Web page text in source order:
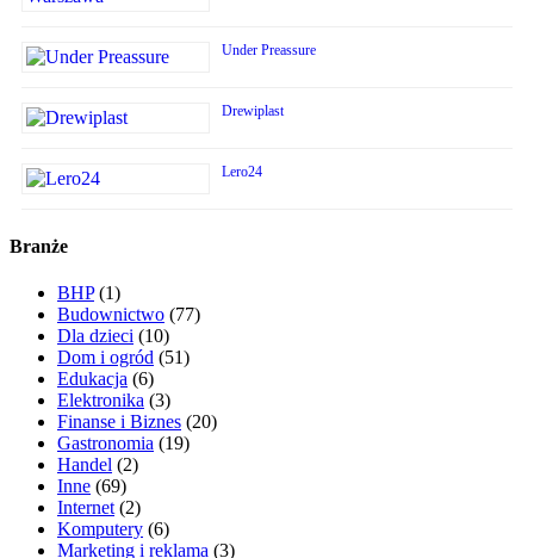
Under Preassure
Drewiplast
Lero24
Branże
BHP(1)
Budownictwo (77)
Dla dzieci (10)
Dom i ogród (51)
Edukacja (6)
Elektronika (3)
Finanse i Biznes (20)
Gastronomia (19)
Handel (2)
Inne (69)
Internet (2)
Komputery (6)
Marketing i reklama (3)